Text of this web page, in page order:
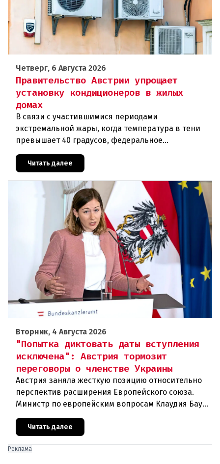
Четверг, 6 Августа 2026
Правительство Австрии упрощает
установку кондиционеров в жилых
домах
В связи с участившимися периодами
экстремальной жары, когда температура в тени
превышает 40 градусов, федеральное
проблемы перегрева жилых помещений. В среду н
Читать далее
Вторник, 4 Августа 2026
"Попытка диктовать даты вступления
исключена": Австрия тормозит
переговоры о членстве Украины
Австрия заняла жесткую позицию относительно
перспектив расширения Европейского союза.
Министр по европейским вопросам Клаудия Бауэр
(ÖVP) категорически исключила возможность
ускоренного присоединения
Читать далее
Реклама